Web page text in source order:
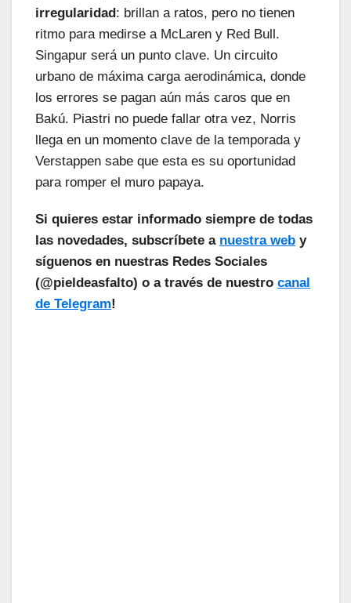
irregularidad: brillan a ratos, pero no tienen
ritmo para medirse a McLaren y Red Bull.
Singapur será un punto clave. Un circuito
urbano de máxima carga aerodinámica, donde
los errores se pagan aún más caros que en
Bakú. Piastri no puede fallar otra vez, Norris
llega en un momento clave de la temporada y
Verstappen sabe que esta es su oportunidad
para romper el muro papaya.
Si quieres estar informado siempre de todas
las novedades, subscríbete a nuestra web y
síguenos en nuestras Redes Sociales
(@pieldeasfalto) o a través de nuestro canal
de Telegram!